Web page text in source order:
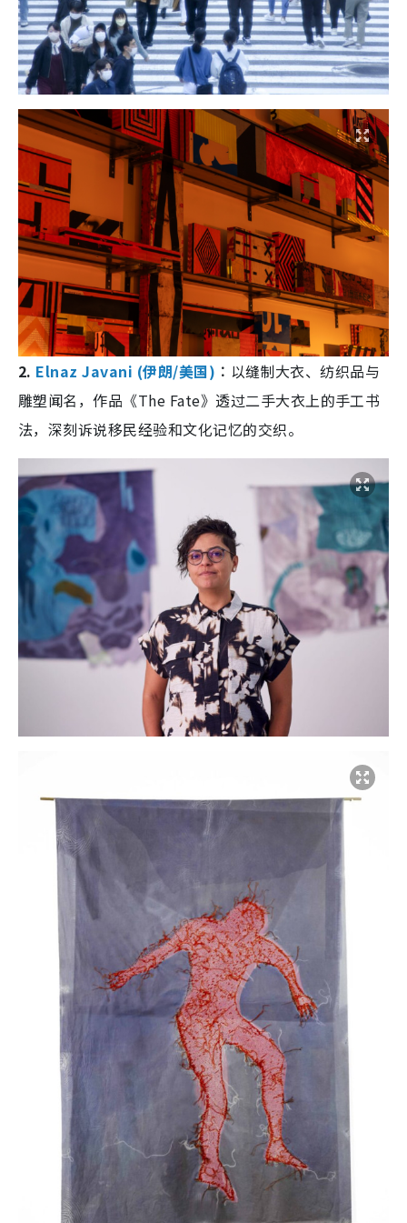
2. Elnaz Javani (伊朗/美国) ︰ 以缝制大衣、纺织品与
雕塑闻名，作品《The Fate》透过二手大衣上的手工书
法，深刻诉说移民经验和文化记忆的交织。